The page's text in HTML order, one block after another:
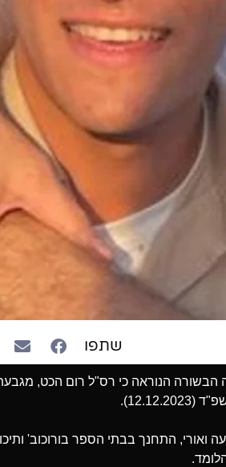
שתפו
הנוראה כי רס"ל רום הכט,
ואורי, התחנך בבתי הספר בורוכוב'